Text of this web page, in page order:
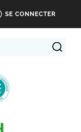
SE CONNECTER